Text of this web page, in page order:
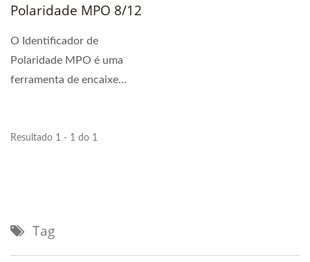
Polaridade MPO 8/12
O Identificador de
Polaridade MPO é uma
ferramenta de encaixe
Resultado 1 - 1 do 1
Tag